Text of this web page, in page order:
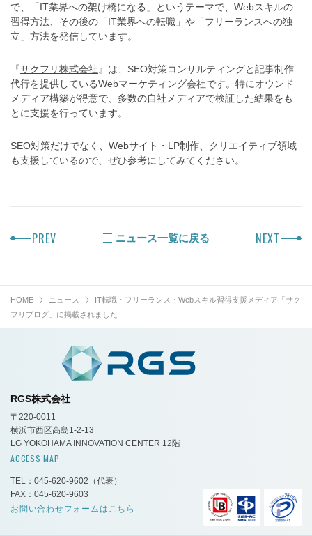
で、「IT業界への架け橋になる」というテーマで、Webスキルの
習得方法、その後の「IT業界への転職」や「フリーランスへの独
立」方法を発信しています。
『サクフリ株式会社 』は、SEO対策コンサルティングと記事制作
代行を提供しているWebマーケティング会社です。特にオウンド
メディア構築が得意で、多数の自社メディアで検証した結果をも
とに支援を行っています。
SEO対策だけでなく、Webサイト・LP制作、クリエイティブ領域
も支援しているので、ぜひ参考にしてみてください。
PREV ニュース一覧に戻る NEXT
HOME ニュース
IT転職・フリーランス・Webスキル習得支援メディア「サク
フリブログ」に掲載されました
RGS株式会社
〒220-0011
横浜市西区高島1-2-13
LG YOKOHAMA INNOVATION CENTER 12階
ACCESS MAP
TEL：045-620-9602 （代表）
FAX：045-620-9603
お問い合わせフォームはこちら